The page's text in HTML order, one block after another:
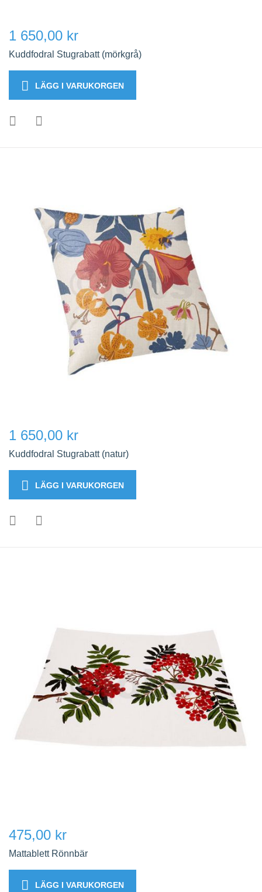
1 650,00 kr
Kuddfodral Stugrabatt (mörkgrå)
LÄGG I VARUKORGEN
1 650,00 kr
Kuddfodral Stugrabatt (natur)
LÄGG I VARUKORGEN
475,00 kr
Mattablett Rönnbär
LÄGG I VARUKORGEN